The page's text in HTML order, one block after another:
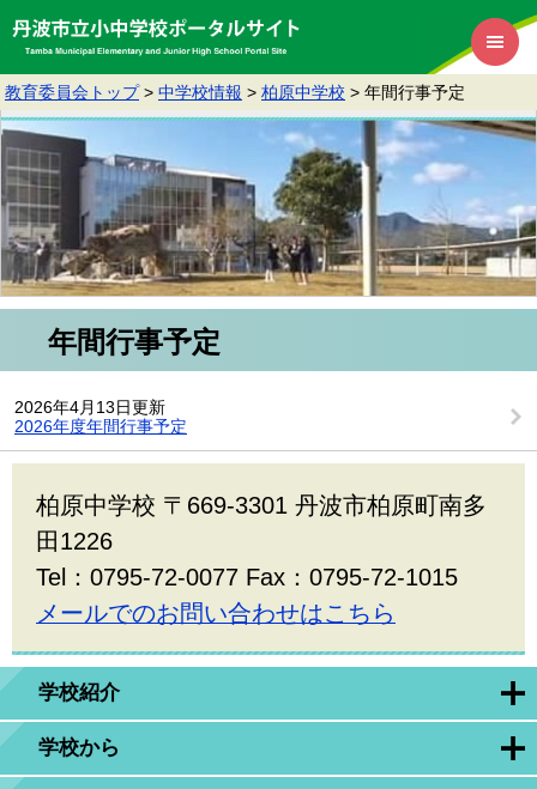
教育委員会トップ > 中学校情報 > 柏原中学校 > 年間行事予定
学校紹介
学校から
年間行事予定
2026年4月13日更新
2026年度年間行事予定
柏原中学校 〒669-3301 丹波市柏原町南多
田1226
Tel：0795-72-0077 Fax：0795-72-1015
メールでのお問い合わせはこちら